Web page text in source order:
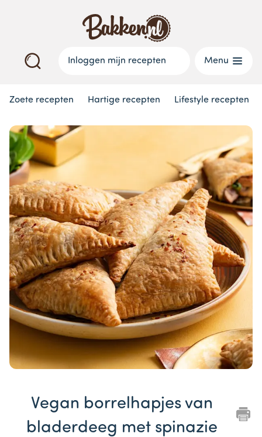
Inloggen mijn recepten Menu
Zoete recepten Hartige recepten Lifestyle recepten
Vegan borrelhapjes van
bladerdeeg met spinazie